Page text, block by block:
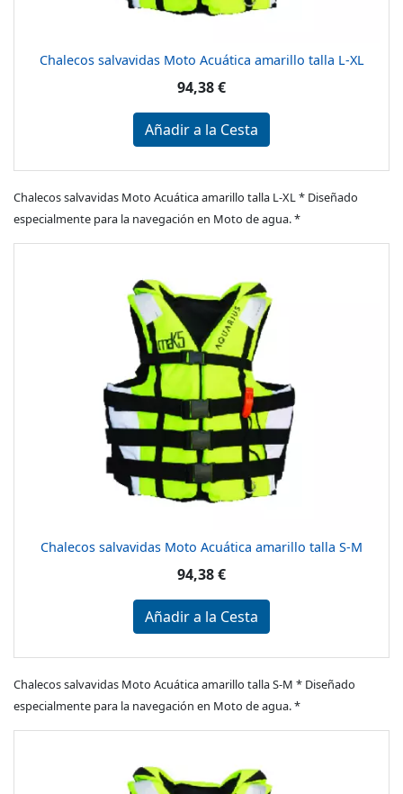
Chalecos salvavidas Moto Acuática amarillo talla L-XL
94,38 €
Añadir a la Cesta
Chalecos salvavidas Moto Acuática amarillo talla L-XL * Diseñado
especialmente para la navegación en Moto de agua. *
Chalecos salvavidas Moto Acuática amarillo talla S-M
94,38 €
Añadir a la Cesta
Chalecos salvavidas Moto Acuática amarillo talla S-M * Diseñado
especialmente para la navegación en Moto de agua. *